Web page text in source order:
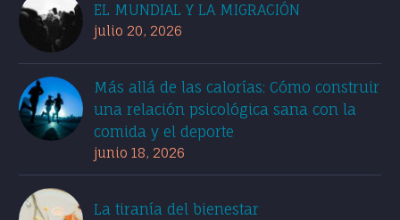
EL MUNDIAL Y LA MIGRACIÓN
julio 20, 2026
Más allá de las calorías: Cómo construir
una relación psicológica sana con la
comida y el deporte
junio 18, 2026
La tiranía del bienestar